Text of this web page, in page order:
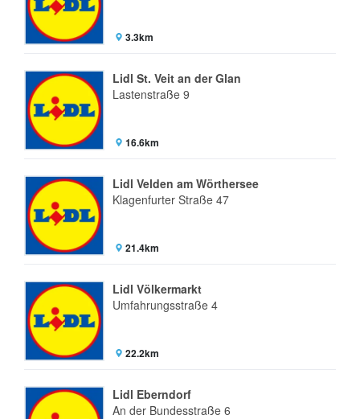
3.3km
Lidl St. Veit an der Glan
Lastenstraße 9
16.6km
Lidl Velden am Wörthersee
Klagenfurter Straße 47
21.4km
Lidl Völkermarkt
Umfahrungsstraße 4
22.2km
Lidl Eberndorf
An der Bundesstraße 6